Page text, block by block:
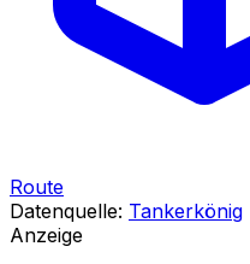
Route
Datenquelle: Tankerkönig
Anzeige